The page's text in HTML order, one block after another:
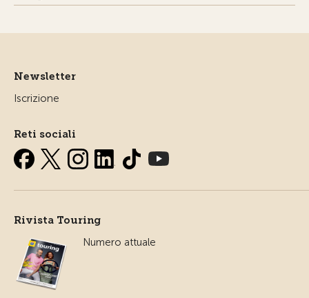
Newsletter
Iscrizione
Reti sociali
Rivista Touring
Numero attuale